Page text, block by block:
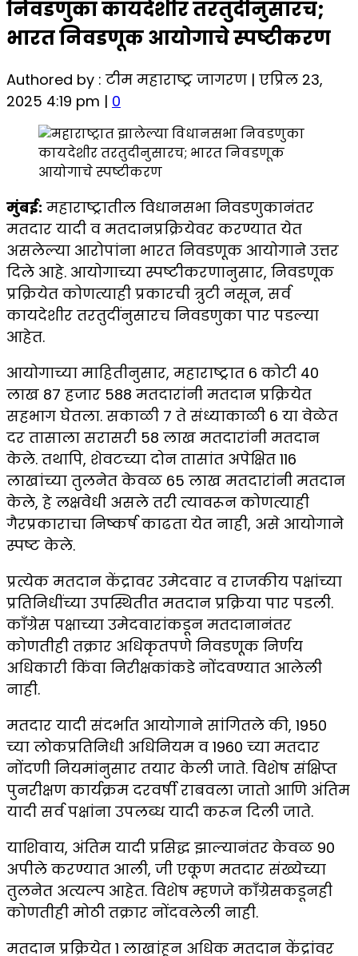
निवडणुका कायदेशीर तरतुदीनुसारच;
भारत निवडणूक आयोगाचे स्पष्टीकरण
Authored by : टीम महाराष्ट्र जागरण | एप्रिल 23,
2025 4:19 pm | 0
मुंबई: महाराष्ट्रातील विधानसभा निवडणुकानंतर
मतदार यादी व मतदानप्रक्रियेवर करण्यात येत
असलेल्या आरोपांना भारत निवडणूक आयोगाने उत्तर
दिले आहे. आयोगाच्या स्पष्टीकरणानुसार, निवडणूक
प्रक्रियेत कोणत्याही प्रकारची त्रुटी नसून, सर्व
कायदेशीर तरतुदींनुसारच निवडणुका पार पडल्या
आहेत.
आयोगाच्या माहितीनुसार, महाराष्ट्रात 6 कोटी 40
लाख 87 हजार 588 मतदारांनी मतदान प्रक्रियेत
सहभाग घेतला. सकाळी 7 ते संध्याकाळी 6 या वेळेत
दर तासाला सरासरी 58 लाख मतदारांनी मतदान
केले. तथापि, शेवटच्या दोन तासांत अपेक्षित 116
लाखांच्या तुलनेत केवळ 65 लाख मतदारांनी मतदान
केले, हे लक्षवेधी असले तरी त्यावरून कोणत्याही
गैरप्रकाराचा निष्कर्ष काढता येत नाही, असे आयोगाने
स्पष्ट केले.
प्रत्येक मतदान केंद्रावर उमेदवार व राजकीय पक्षांच्या
प्रतिनिधींच्या उपस्थितीत मतदान प्रक्रिया पार पडली.
काँग्रेस पक्षाच्या उमेदवारांकडून मतदानानंतर
कोणतीही तक्रार अधिकृतपणे निवडणूक निर्णय
अधिकारी किंवा निरीक्षकांकडे नोंदवण्यात आलेली
नाही.
मतदार यादी संदर्भात आयोगाने सांगितले की, 1950
च्या लोकप्रतिनिधी अधिनियम व 1960 च्या मतदार
नोंदणी नियमांनुसार तयार केली जाते. विशेष संक्षिप्त
पुनरीक्षण कार्यक्रम दरवर्षी राबवला जातो आणि अंतिम
यादी सर्व पक्षांना उपलब्ध यादी करून दिली जाते.
याशिवाय, अंतिम यादी प्रसिद्ध झाल्यानंतर केवळ 90
अपीले करण्यात आली, जी एकूण मतदार संख्येच्या
तुलनेत अत्यल्प आहेत. विशेष म्हणजे काँग्रेसकडूनही
कोणतीही मोठी तक्रार नोंदवलेली नाही.
मतदान प्रक्रियेत 1 लाखांहून अधिक मतदान केंद्रांवर